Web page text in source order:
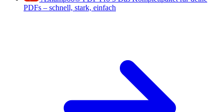
PDFs – schnell, stark, einfach